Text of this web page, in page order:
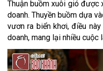
Thuận buồm xuôi gió được
doanh. Thuyền buồm dựa
vươn ra biển khơi, điều
doanh, mang lại nhiều cuộc